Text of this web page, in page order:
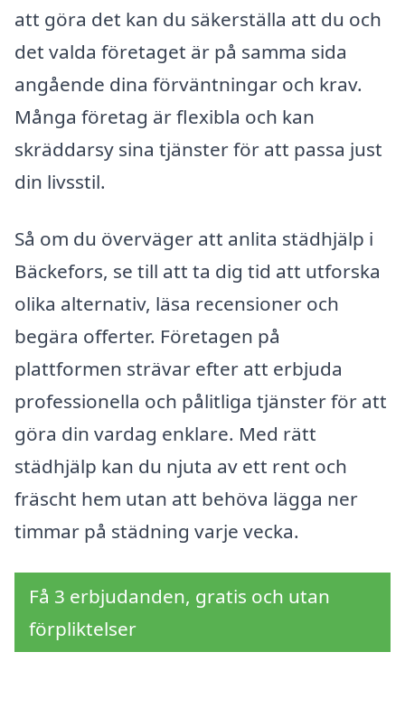
att göra det kan du säkerställa att du och
det valda företaget är på samma sida
angående dina förväntningar och krav.
Många företag är flexibla och kan
skräddarsy sina tjänster för att passa just
din livsstil.
Så om du överväger att anlita städhjälp i
Bäckefors, se till att ta dig tid att utforska
olika alternativ, läsa recensioner och
begära offerter. Företagen på
plattformen strävar efter att erbjuda
professionella och pålitliga tjänster för att
göra din vardag enklare. Med rätt
städhjälp kan du njuta av ett rent och
fräscht hem utan att behöva lägga ner
timmar på städning varje vecka.
Få 3 erbjudanden, gratis och utan
förpliktelser